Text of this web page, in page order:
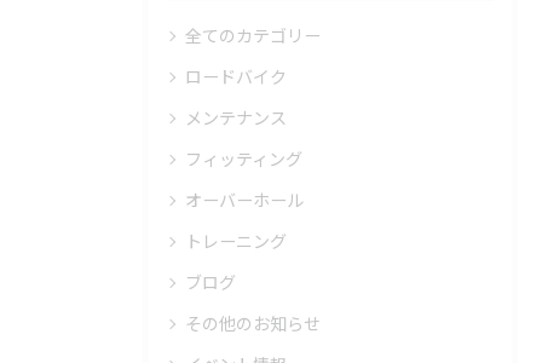
全てのカテゴリー
ロードバイク
メンテナンス
フィッティング
オーバーホール
トレーニング
ブログ
その他のお知らせ